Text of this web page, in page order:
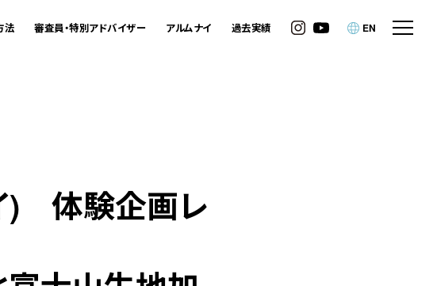
法 審査員・特別アドバイザー アルムナイ 過去実績 EN
) 体験企画レ